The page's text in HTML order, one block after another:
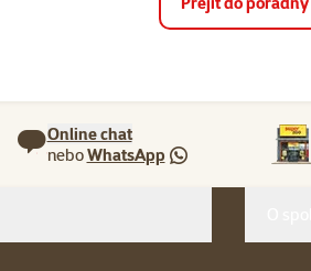
Online chat
neboWhatsApp